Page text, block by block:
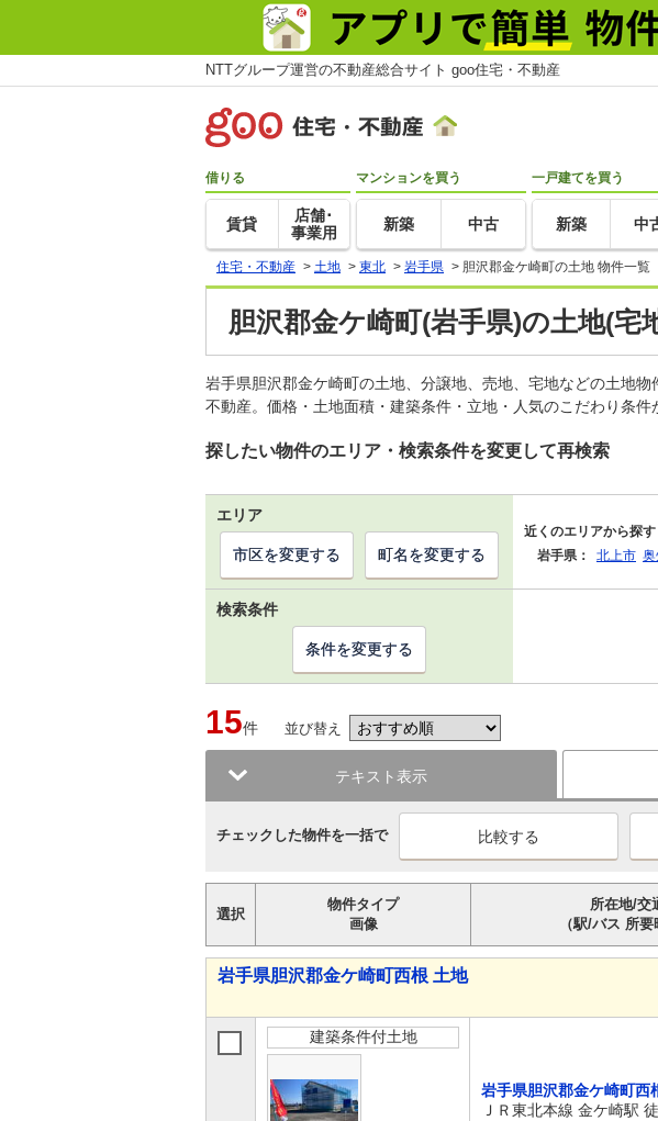
NTTグループ運営の不動産総合サイト goo住宅・不動産
借りる
賃貸
店舗･
事業用
マンションを買う
新築 中古
一戸建てを買う
新築 中
住宅・不動産 > 土地 > 東北 > 岩手県 > 胆沢郡金ケ崎町の土地 物件一覧
胆沢郡金ケ崎町(岩手県)の土地(宅
岩手県胆沢郡金ケ崎町の土地、分譲地、売地、宅地などの土地
不動産。価格・土地面積・建築条件・立地・人気のこだわり条
探したい物件のエリア・検索条件を変更して再検索
エリア
近くのエリアから探す
岩手県：
北上市
市区を変更する 町名を変更する
検索条件
条件を変更する
15件 並び替え
テキスト表示
チェックした物件を一括で
選択
物件タイプ
画像
所在地/交
（駅/バス 所要
岩手県胆沢郡金ケ崎町西根 土地
建築条件付土地
岩手県胆沢郡金ケ崎町西
ＪＲ東北本線 金ケ崎駅